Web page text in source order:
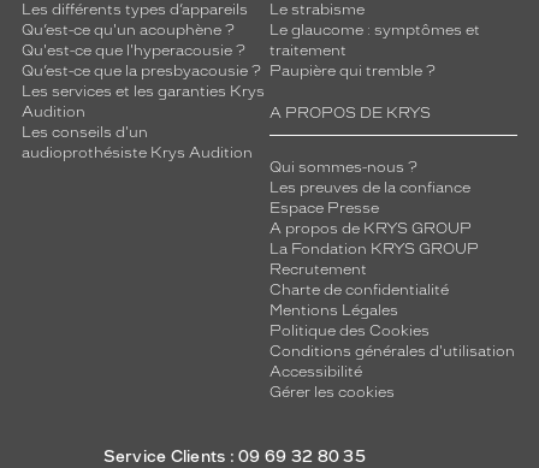
Les différents types d’appareils
Qu’est-ce qu'un acouphène ?
Qu'est-ce que l'hyperacousie ?
Qu’est-ce que la presbyacousie ?
Les services et les garanties Krys
Audition
Les conseils d'un
audioprothésiste Krys Audition
Le strabisme
Le glaucome : symptômes et
traitement
Paupière qui tremble ?
A PROPOS DE KRYS
Qui sommes-nous ?
Les preuves de la confiance
Espace Presse
A propos de KRYS GROUP
La Fondation KRYS GROUP
Recrutement
Charte de confidentialité
Mentions Légales
Politique des Cookies
Conditions générales d'utilisation
Accessibilité
Gérer les cookies
Service Clients : 09 69 32 80 35